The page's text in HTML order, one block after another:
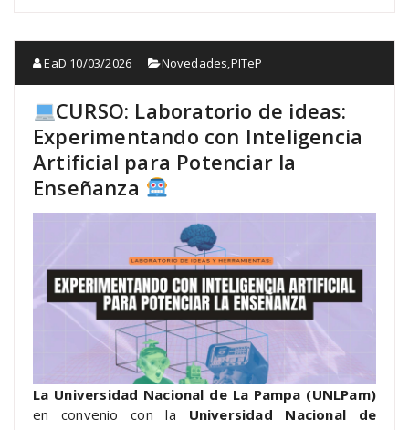
EaD 10/03/2026 Novedades,PITeP
CURSO: Laboratorio de ideas:
Experimentando con Inteligencia
Artificial para Potenciar la
Enseñanza
La Universidad Nacional de La Pampa (UNLPam)
en convenio con la Universidad Nacional de